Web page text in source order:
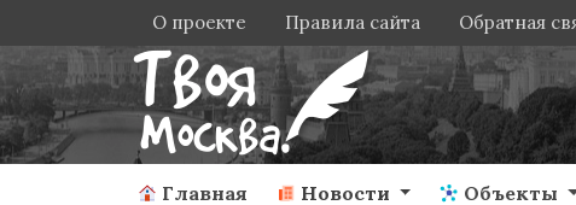
О проекте Правила сайта Обратная
Главная Новости Объекты